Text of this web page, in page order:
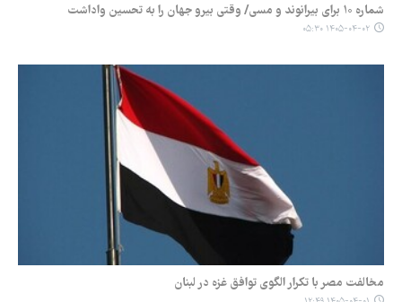
شماره ۱۰ برای بیرانوند و مسی/ وقتی بیرو جهان را به تحسین واداشت
۱۴۰۵-۰۴-۰۲ ۰۵:۳۰
مخالفت مصر با تکرار الگوی توافق غزه در لبنان